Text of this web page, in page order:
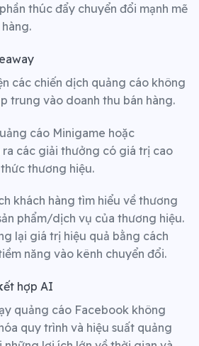
thúc đẩy chuyển đổi mạnh mẽ
các chiến dịch quảng cáo không
trung vào doanh thu bán hàng.
cáo Minigame hoặc
các giải thưởng có giá trị cao
thương hiệu.
khách hàng tìm hiểu về thương
phẩm/dịch vụ của thương hiệu.
lại giá trị hiệu quả bằng cách
năng vào kênh chuyển đổi.
ết hợp AI
quảng cáo Facebook không
quy trình và hiệu suất quảng